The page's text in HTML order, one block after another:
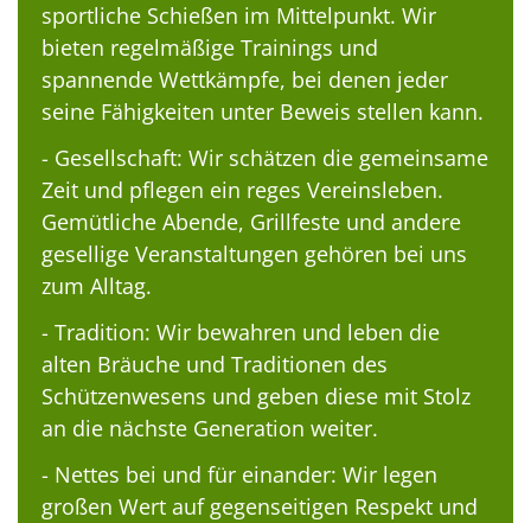
sportliche Schießen im Mittelpunkt. Wir
bieten regelmäßige Trainings und
spannende Wettkämpfe, bei denen jeder
seine Fähigkeiten unter Beweis stellen kann.
- Gesellschaft: Wir schätzen die gemeinsame
Zeit und pflegen ein reges Vereinsleben.
Gemütliche Abende, Grillfeste und andere
gesellige Veranstaltungen gehören bei uns
zum Alltag.
- Tradition: Wir bewahren und leben die
alten Bräuche und Traditionen des
Schützenwesens und geben diese mit Stolz
an die nächste Generation weiter.
- Nettes bei und für einander: Wir legen
großen Wert auf gegenseitigen Respekt und